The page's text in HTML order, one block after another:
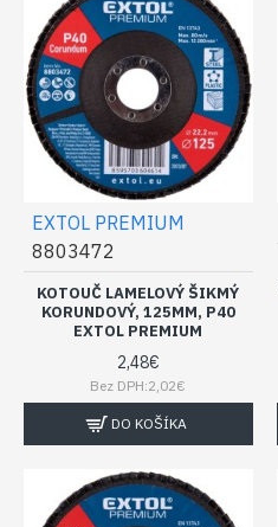
EXTOL PREMIUM
8803472
KOTOUČ LAMELOVÝ ŠIKMÝ
KORUNDOVÝ, 125MM, P40
EXTOL PREMIUM
2,48€
Bez DPH:2,02€
DO KOŠÍKA